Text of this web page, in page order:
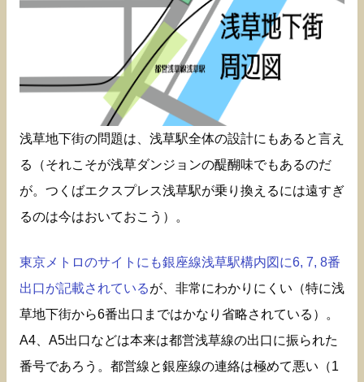
浅草地下街の問題は、浅草駅全体の設計にもあると言え
る（それこそが浅草ダンジョンの醍醐味でもあるのだ
が。つくばエクスプレス浅草駅が乗り換えるには遠すぎ
るのは今はおいておこう）。
東京メトロのサイトにも銀座線浅草駅構内図に6, 7, 8番
出口が記載されているが、非常にわかりにくい（特に浅
草地下街から6番出口まではかなり省略されている）。
A4、A5出口などは本来は都営浅草線の出口に振られた
番号であろう。都営線と銀座線の連絡は極めて悪い（1